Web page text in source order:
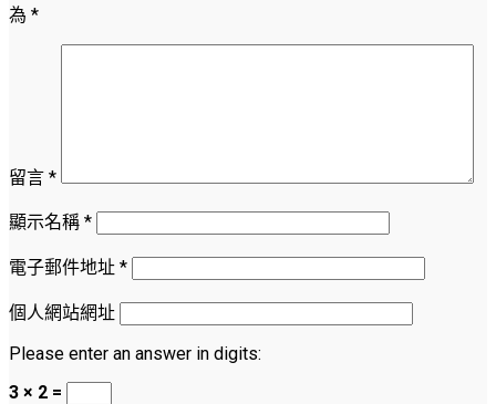
為 *
留言 *
顯示名稱 *
電子郵件地址 *
個人網站網址
Please enter an answer in digits:
3 × 2 =